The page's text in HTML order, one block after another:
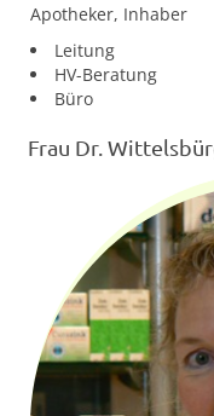
Apotheker, Inhaber
Leitung
HV-Beratung
Büro
Frau Dr.